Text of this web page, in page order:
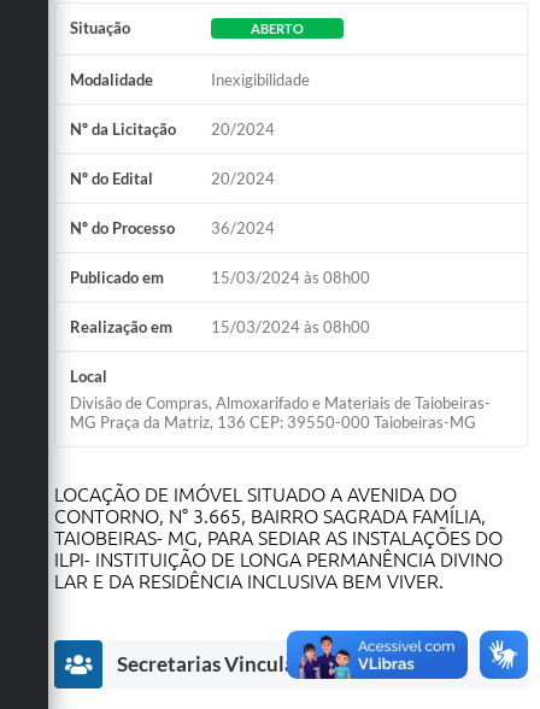
Conselho Tutelar.
Carta de Serviços
Obras
Emprega
Agenda
Galeria de Fotos
Galeria de Vídeos
Serviços Online
Enquete
Telefones Úteis
Contato
Secretarias
Situação ABERTO
Modalidade Inexigibilidade
Nº da Licitação 20/2024
Nº do Edital 20/2024
Nº do Processo 36/2024
Publicado em 15/03/2024 às 08h00
Realização em 15/03/2024 às 08h00
Local
Divisão de Compras, Almoxarifado e Materiais de Taiobeiras-
MG Praça da Matriz, 136 CEP: 39550-000 Taiobeiras-MG
LOCAÇÃO DE IMÓVEL SITUADO A AVENIDA DO
CONTORNO, N° 3.665, BAIRRO SAGRADA FAMÍLIA,
TAIOBEIRAS- MG, PARA SEDIAR AS INSTALAÇÕES DO
ILPI- INSTITUIÇÃO DE LONGA PERMANÊNCIA DIVINO
LAR E DA RESIDÊNCIA INCLUSIVA BEM VIVER.
Secretarias Vinculadas